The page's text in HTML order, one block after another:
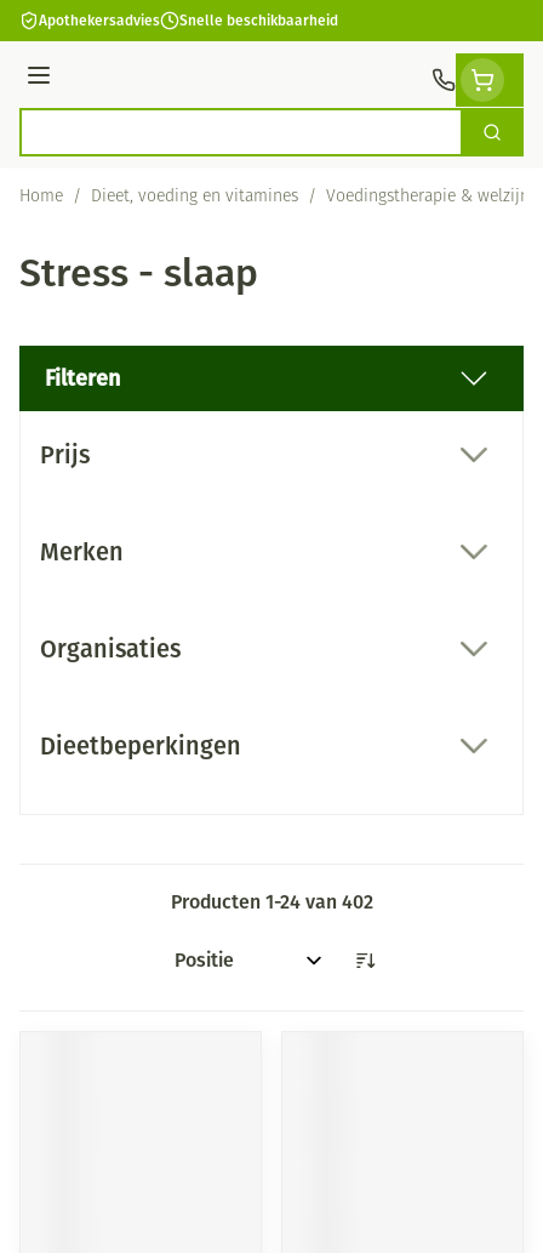
Ga naar de inhoud
Apothekersadvies Snelle beschikbaarheid
Menu
Zoek
Home / Dieet, voeding en vitamines / Voedingstherapie & welzijn
Stress - slaap
Filteren
Prijs
Merken
Organisaties
Dieetbeperkingen
Producten 1-24van 402
Sorteer op: